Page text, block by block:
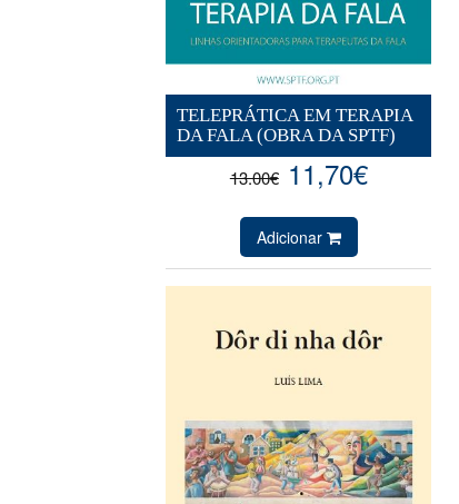
TELEPRÁTICA EM TERAPIA
DA FALA (OBRA DA SPTF)
13.00€ 11,70€
Adicionar